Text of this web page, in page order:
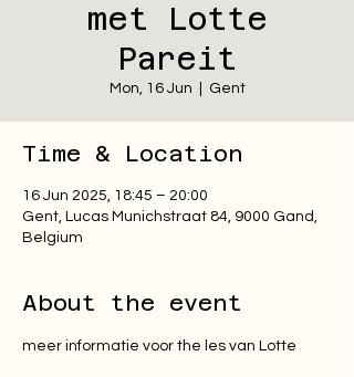
met Lotte
Pareit
Mon, 16 Jun Gent
Time & Location
16 Jun 2025, 18:45 – 20:00
Gent, Lucas Munichstraat 84, 9000 Gand,
Belgium
About the event